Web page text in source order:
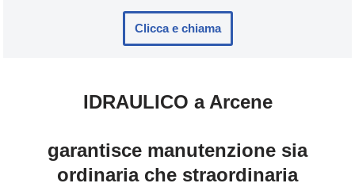
Clicca e chiama
IDRAULICO a Arcene
garantisce manutenzione sia
ordinaria che straordinaria